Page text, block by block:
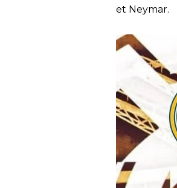
et Neymar.